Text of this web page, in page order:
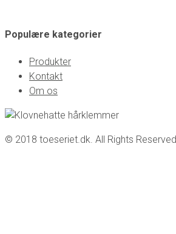
Populære kategorier
Produkter
Kontakt
Om os
© 2018 toeseriet.dk. All Rights Reserved